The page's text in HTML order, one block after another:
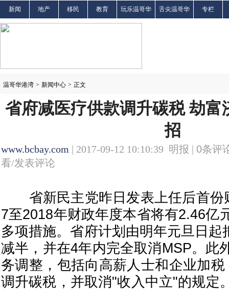
新闻 地产 移民 教育 玩乐温哥华 舌尖温哥华 专栏
温哥华港湾 > 新闻中心 > 正文
省府减医疗供款调升碳税 劫富
招
www.bcbay.com | 2017-09-12 10:10:39 明报 | 0条评
看/发表评论
省新民主党昨日发表上任后首份
7至2018年财政年度本省将有2.46亿
多项措施。省府计划由明年元旦日起
减半，并在4年内完全取消MSP。此
务调整，包括向高薪人士和企业加
调升碳税，并取消"收入中立"的规定